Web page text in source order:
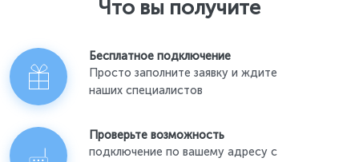
Что вы получите
Бесплатное подключение
Просто заполните заявку и ждите
наших специалистов
Проверьте возможность
подключение по вашему адресу с